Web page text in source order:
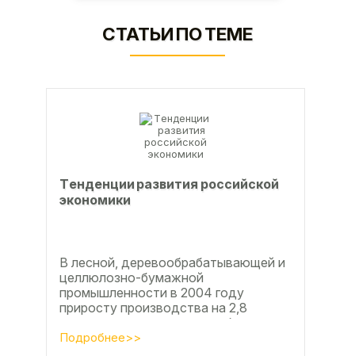
СТАТЬИ ПО ТЕМЕ
Тeндeнции paзвития poccийcкoй
экoнoмики
В лесной, деревообрабатывающей и
целлюлозно-бумажной
промышленности в 2004 году
приросту производства на 2,8
процента во многом способствовали
развитие тех подотраслей,
Подробнее>>